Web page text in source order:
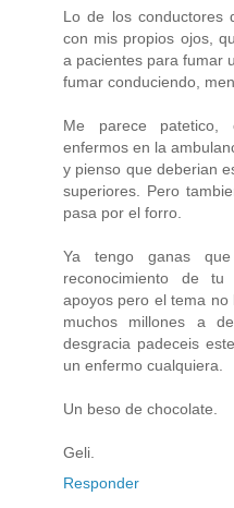
Lo de los conductores
con mis propios ojos,
a pacientes para fumar
fumar conduciendo,
Me parece patetico,
enfermos en la
y pienso que deberian
superiores. Pero
pasa por el forro.
Ya tengo ganas
reconocimiento de
apoyos pero el tema no
muchos millones a
desgracia padeceis
un enfermo cualquiera.
Un beso de chocolate.
Geli.
Responder